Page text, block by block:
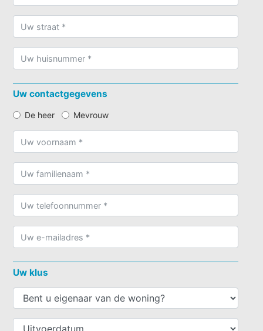
Uw contactgegevens
De heer Mevrouw
Uw klus